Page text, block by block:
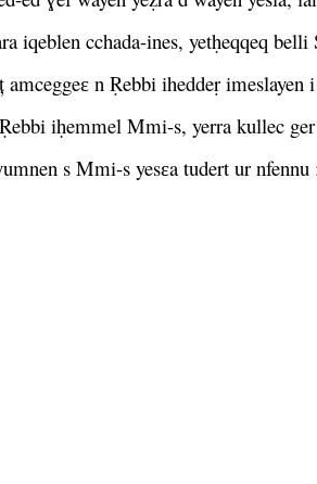
iqeblen cchada-ines, yetḥeqqeq
amceggeɛ n Ṛebbi iheddeṛ
iḥemmel Mmi-s, yerra kullec
s Mmi-s yesɛa tudert ur